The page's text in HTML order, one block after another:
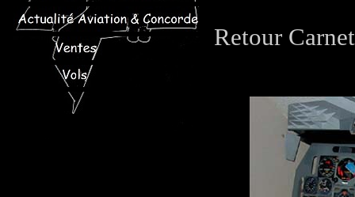
Retour